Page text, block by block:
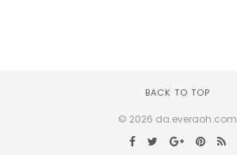
BACK TO TOP
© 2026 da.everaoh.com